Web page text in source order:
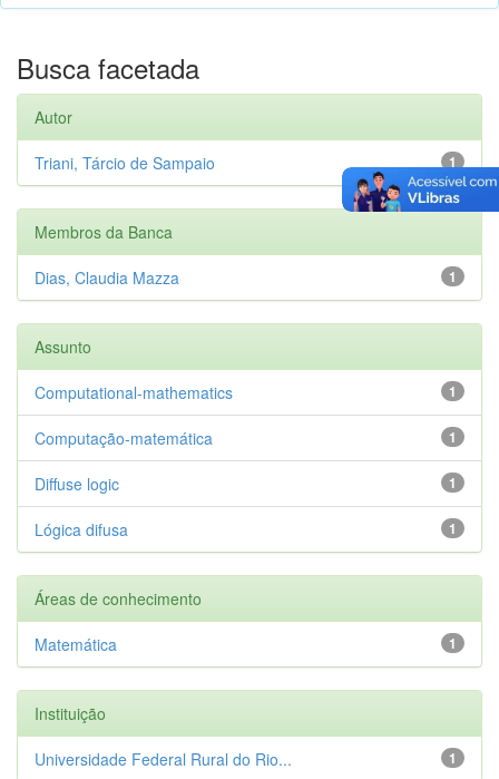
Busca facetada
Autor
1
Triani, Tárcio de Sampaio
Membros da Banca
1
Dias, Claudia Mazza
Assunto
1
Computational-mathematics
1
Computação-matemática
1
Diffuse logic
1
Lógica difusa
Áreas de conhecimento
1
Matemática
Instituição
1
Universidade Federal Rural do Rio...